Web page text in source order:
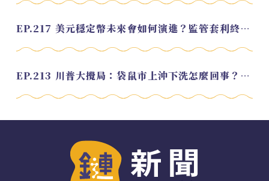
EP.217 美元穩定幣未來會如何演進？監管套利終將收斂？feat. 研究員 余哲安
EP.213 川普大攪局：袋鼠市上沖下洗怎麼回事？feat. Alvin